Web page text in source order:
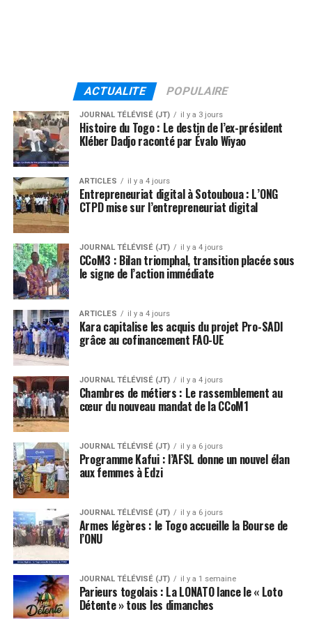
ACTUALITE POPULAIRE
JOURNAL TÉLÉVISÉ (JT) il y a 3 jours
Histoire du Togo : Le destin de l’ex-président
Kléber Dadjo raconté par Évalo Wiyao
ARTICLES il y a 4 jours
Entrepreneuriat digital à Sotouboua : L’ONG
CTPD mise sur l’entrepreneuriat digital
JOURNAL TÉLÉVISÉ (JT) il y a 4 jours
CCoM3 : Bilan triomphal, transition placée sous
le signe de l’action immédiate
ARTICLES il y a 4 jours
Kara capitalise les acquis du projet Pro-SADI
grâce au cofinancement FAO-UE
JOURNAL TÉLÉVISÉ (JT) il y a 4 jours
Chambres de métiers : Le rassemblement au
cœur du nouveau mandat de la CCoM1
JOURNAL TÉLÉVISÉ (JT) il y a 6 jours
Programme Kafui : l’AFSL donne un nouvel élan
aux femmes à Edzi
JOURNAL TÉLÉVISÉ (JT) il y a 6 jours
Armes légères : le Togo accueille la Bourse de
l’ONU
JOURNAL TÉLÉVISÉ (JT) il y a 1 semaine
Parieurs togolais : La LONATO lance le « Loto
Détente » tous les dimanches